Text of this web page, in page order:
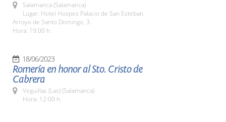
Salamanca (Salamanca)
Lugar: Hotel Hospes Palacio de San Esteban.
Arroyo de Santo Domingo, 3.
Hora: 19:00 h.
18/06/2023
Romería en honor al Sto. Cristo de
Cabrera
Veguillas (Las) (Salamanca)
Hora: 12:00 h.